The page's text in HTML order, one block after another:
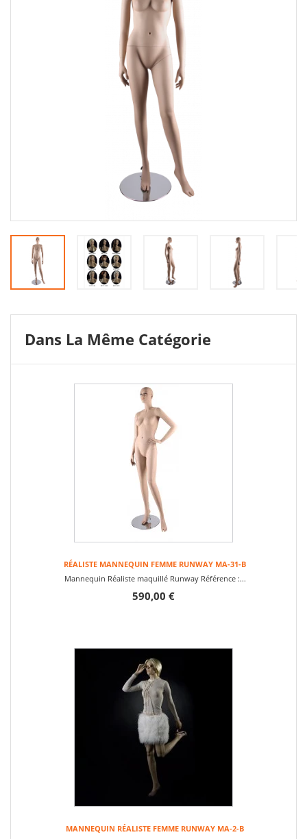
Dans La Même Catégorie
RÉALISTE MANNEQUIN FEMME RUNWAY MA-31-B
Mannequin Réaliste maquillé Runway Référence :...
590,00 €
MANNEQUIN RÉALISTE FEMME RUNWAY MA-2-B